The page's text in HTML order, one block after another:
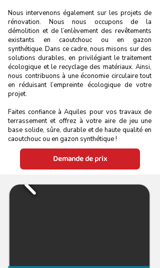
Nous intervenons également sur les projets de
rénovation. Nous nous occupons de la
démolition et de l’enlèvement des revêtements
existants en caoutchouc ou en gazon
synthétique. Dans ce cadre, nous misons sur des
solutions durables, en privilégiant le traitement
écologique et le recyclage des matériaux. Ainsi,
nous contribuons à une économie circulaire tout
en réduisant l’empreinte écologique de votre
projet.
Faites confiance à Aquiles pour vos travaux de
terrassement et offrez à votre aire de jeu une
base solide, sûre, durable et de haute qualité en
caoutchouc ou en gazon synthétique !
Demande de prix